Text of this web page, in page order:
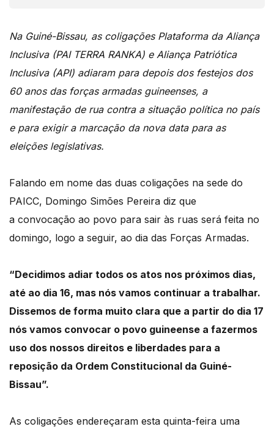
Na Guiné-Bissau, as coligações Plataforma da Aliança
Inclusiva (PAI TERRA RANKA) e Aliança Patriótica
Inclusiva (API) adiaram para depois dos festejos dos
60 anos das forças armadas guineenses, a
manifestação de rua contra a situação política no país
e para exigir a marcação da nova data para as
eleições legislativas.
Falando em nome das duas coligações na sede do
PAICC, Domingo Simões Pereira diz que
a convocação ao povo para sair às ruas será feita no
domingo, logo a seguir, ao dia das Forças Armadas.
“Decidimos adiar todos os atos nos próximos dias,
até ao dia 16, mas nós vamos continuar a trabalhar.
Dissemos de forma muito clara que a partir do dia 17
nós vamos convocar o povo guineense a fazermos
uso dos nossos direitos e liberdades para a
reposição da Ordem Constitucional da Guiné-
Bissau”.
As coligações endereçaram esta quinta-feira uma